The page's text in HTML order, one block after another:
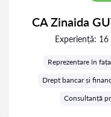
CA Zinaida
Experiență: 16
Reprezentare în
Drept bancar și
Consultanță